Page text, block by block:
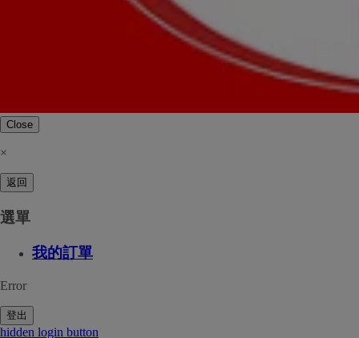
Close
×
返回
選單
我的訂單
Error
登出
hidden login button